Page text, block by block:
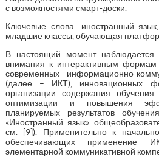
с возможностями смарт-доски.
Ключевые слова: иностранный язык,
младшие классы, обучающая
В настоящий момент наблюдается
внимания к интерактивным формам
современных информационно-
(далее – ИКТ), инновационных
организации содержания
оптимизации и повышения
планируемых результатов
«Иностранный язык»
см. [9]). Применительно к
обеспечивающих применение
элементарной коммуникативной